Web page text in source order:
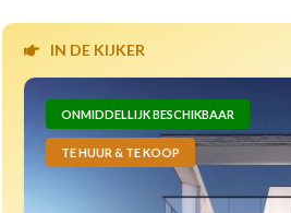
IN DE KIJKER
ONMIDDELLIJK BESCHIKBAAR
TE HUUR & TE KOOP